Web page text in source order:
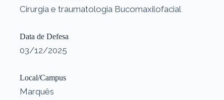
Cirurgia e traumatologia Bucomaxilofacial
Data de Defesa
03/12/2025
Local/Campus
Marquês